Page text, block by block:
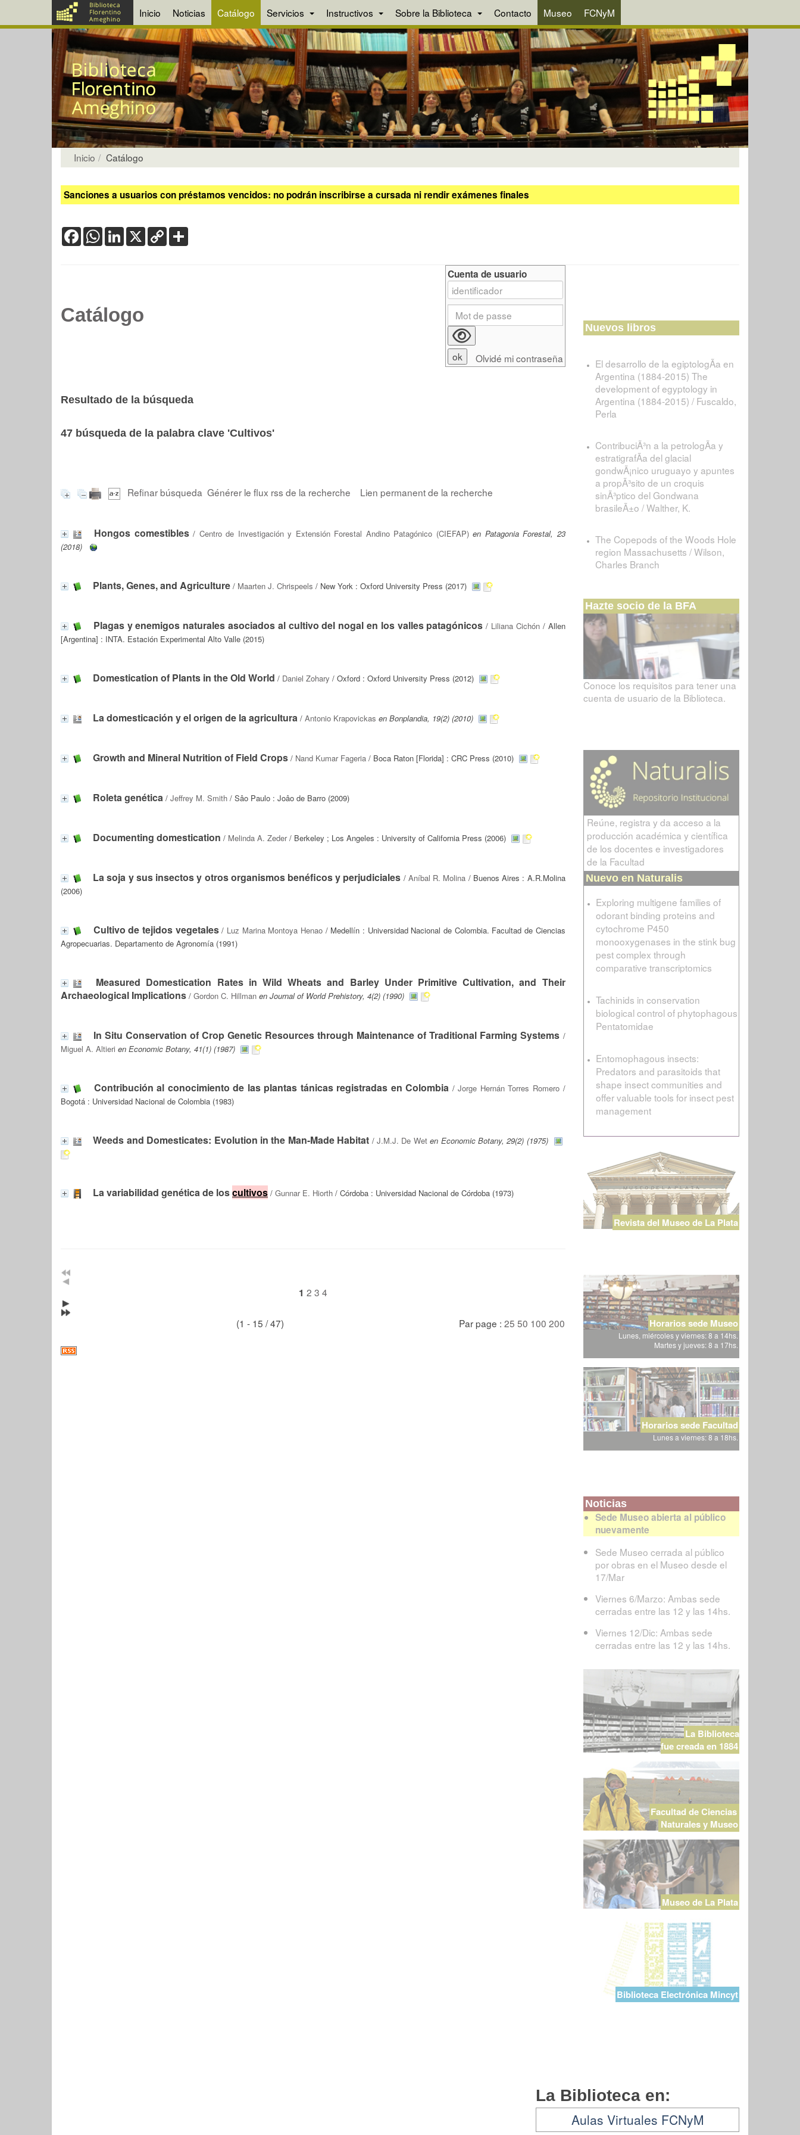
Inicio Noticias Catálogo Servicios Instructivos Sobre la Biblioteca Contacto Museo FCNyM
Inicio Catálogo
Sanciones a usuarios con préstamos vencidos: no podrán inscribirse a cursada ni rendir exámenes finales
FacebookWhatsApp
LinkedIn
X Copy
Link
Catálogo
Resultado de la búsqueda
47 búsqueda de la palabra clave 'Cultivos'
Refinar búsqueda Générer le flux rss de la recherche Lien permanent de la recherche
Hongos comestibles/ Centro de Investigación y Extensión Forestal Andino Patagónico (CIEFAP) en Patagonia Forestal, 23
(2018)
Plants, Genes, and Agriculture / Maarten J. Chrispeels / New York : Oxford University Press (2017)
Plagas y enemigos naturales asociados al cultivo del nogal en los valles patagónicos / Liliana Cichón/ Allen
[Argentina] : INTA. Estación Experimental Alto Valle (2015)
Domestication of Plants in the Old World / Daniel Zohary / Oxford : Oxford University Press (2012)
La domesticación y el origen de la agricultura / Antonio Krapovickas en Bonplandia, 19(2) (2010)
Growth and Mineral Nutrition of Field Crops / Nand Kumar Fageria / Boca Raton [Florida] : CRC Press (2010)
Roleta genética / Jeffrey M. Smith / Sâo Paulo : Joâo de Barro (2009)
Documenting domestication / Melinda A. Zeder/ Berkeley ; Los Angeles : University of California Press (2006)
La soja y sus insectos y otros organismos benéficos y perjudiciales / Aníbal R. Molina / Buenos Aires : A.R.Molina
(2006)
Cultivo de tejidos vegetales/ Luz Marina Montoya Henao/ Medellín : Universidad Nacional de Colombia. Facultad de Ciencias
Agropecuarias. Departamento de Agronomía (1991)
Measured Domestication Rates in Wild Wheats and Barley Under Primitive Cultivation, and Their
Archaeological Implications / Gordon C. Hillman en Journal of World Prehistory, 4(2) (1990)
In Situ Conservation of Crop Genetic Resources through Maintenance of Traditional Farming Systems /
Miguel A. Altieri en Economic Botany, 41(1) (1987)
Contribución al conocimiento de las plantas tánicas registradas en Colombia /Jorge Hernán Torres Romero/
Bogotá : Universidad Nacional de Colombia (1983)
Weeds and Domesticates: Evolution in the Man-Made Habitat / J.M.J. De Wet en Economic Botany, 29(2) (1975)
La variabilidad genética de loscultivos / Gunnar E. Hiorth / Córdoba : Universidad Nacional de Córdoba (1973)
1 2 3 4
(1 - 15 / 47) Par page : 25 50 100 200
Cuenta de usuario
Olvidé mi contraseña
Nuevos libros
El desarrollo de la egiptologÃ­a en
Argentina (1884-2015) The
development of egyptology in
Argentina (1884-2015) / Fuscaldo,
Perla
ContribuciÃ³n a la petrologÃ­a y
estratigrafÃ­a del glacial
gondwÃ¡nico uruguayo y apuntes
a propÃ³sito de un croquis
sinÃ³ptico del Gondwana
brasileÃ±o / Walther, K.
The Copepods of the Woods Hole
region Massachusetts / Wilson,
Charles Branch
Hazte socio de la BFA
Conoce los requisitos para tener una
cuenta de usuario de la Biblioteca.
Reúne, registra y da acceso a la
producción académica y científica
de los docentes e investigadores
de la Facultad
Nuevo en Naturalis
Exploring multigene families of
odorant binding proteins and
cytochrome P450
monooxygenases in the stink bug
pest complex through
comparative transcriptomics
Tachinids in conservation
biological control of phytophagous
Pentatomidae
Entomophagous insects:
Predators and parasitoids that
shape insect communities and
offer valuable tools for insect pest
management
Revista del Museo de La Plata
Horarios sede Museo
Lunes, miércoles y viernes: 8 a 14hs.
Martes y jueves: 8 a 17hs.
Horarios sede Facultad
Lunes a viernes: 8 a 18hs.
Noticias
Sede Museo abierta al público
nuevamente
Sede Museo cerrada al público
por obras en el Museo desde el
17/Mar
Viernes 6/Marzo: Ambas sede
cerradas entre las 12 y las 14hs.
Viernes 12/Dic: Ambas sede
cerradas entre las 12 y las 14hs.
La Biblioteca
fue creada en 1884
Facultad de Ciencias
Naturales y Museo
Museo de La Plata
Biblioteca Electrónica Mincyt
La Biblioteca en:
Aulas Virtuales FCNyM